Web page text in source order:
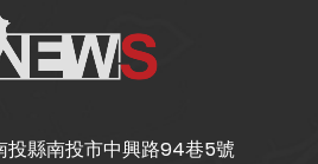
投縣南投市中興路94巷5號